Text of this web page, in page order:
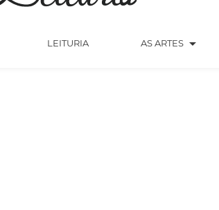
LEITURIA AS ARTES arrow_drop_down